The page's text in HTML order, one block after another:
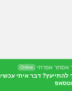
אסתר אפרתי Online
להתייעץ? דבר איתי עכשיו